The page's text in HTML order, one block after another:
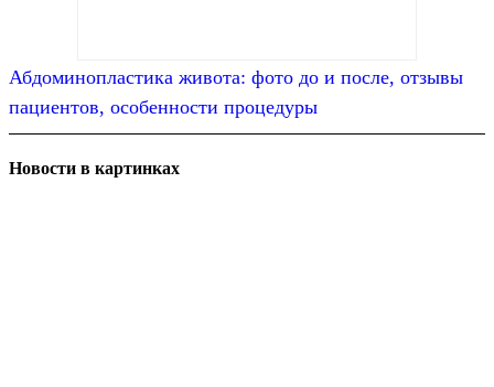
Абдоминопластика живота: фото до и после, отзывы
пациентов, особенности процедуры
Новости в картинках